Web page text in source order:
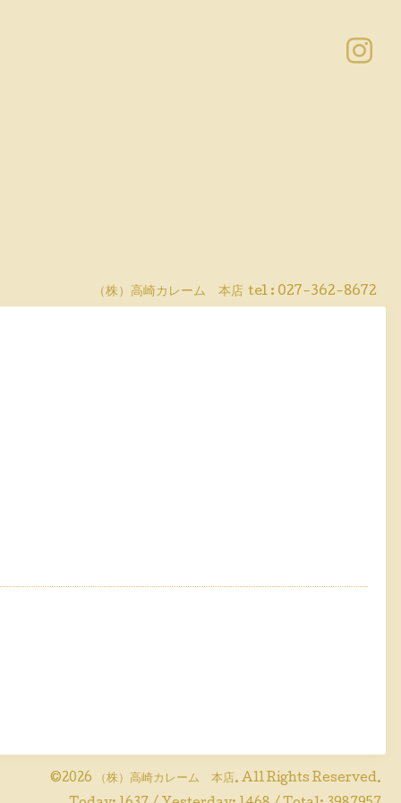
（株）高崎カレーム 本店 tel : 027-362-8672
©2026 （株）高崎カレーム 本店. All Rights Reserved.